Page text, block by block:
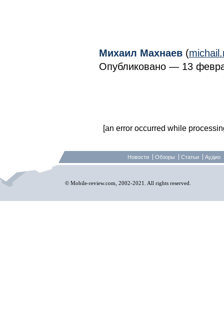
Михаил Махнаев (
Опубликовано — 13
[an error occurred while
Новости Обзоры Статьи Аудио
© Mobile-review.com, 2002-2021. All rights reserved.